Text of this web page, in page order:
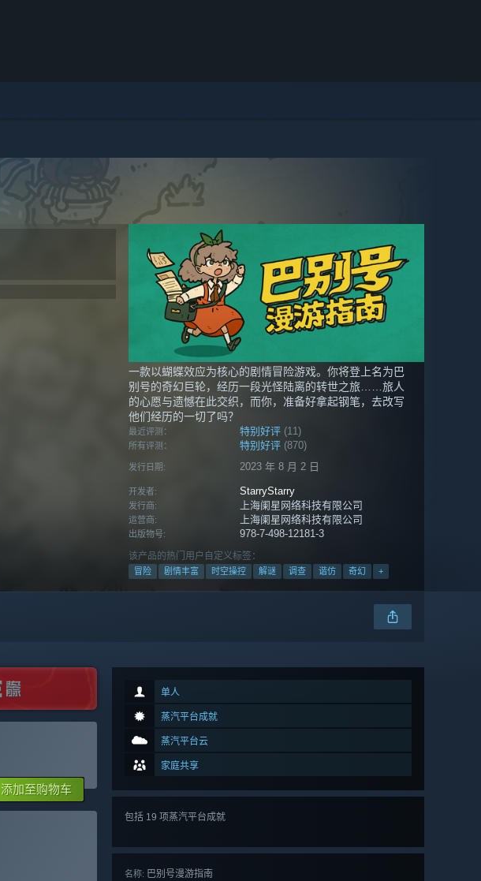
一款以蝴蝶效应为核心的剧情冒险游戏。你将登上名为巴
别号的奇幻巨轮，经历一段光怪陆离的转世之旅……旅人
的心愿与遗憾在此交织，而你，准备好拿起钢笔，去改写
他们经历的一切了吗？
最近评测： 特别好评 (11)
所有评测： 特别好评 (870)
发行日期: 2023 年 8 月 2 日
开发者: StarryStarry
发行商: 上海阑星网络科技有限公司
运营商: 上海阑星网络科技有限公司
出版物号: 978-7-498-12181-3
该产品的热门用户自定义标签：
冒险 剧情丰富 时空操控 解谜 调查 谐仿 奇幻 +
单人
蒸汽平台成就
蒸汽平台云
家庭共享
包括 19 项蒸汽平台成就
名称: 巴别号漫游指南
添加至购物车